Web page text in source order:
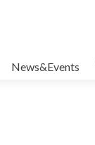
News&Events